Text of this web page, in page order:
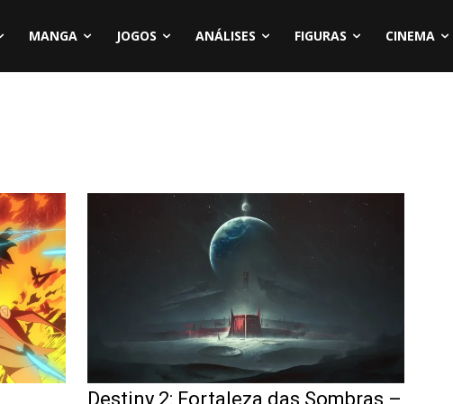
MANGA JOGOS ANÁLISES FIGURAS CINEMA
Destiny 2: Fortaleza das Sombras –